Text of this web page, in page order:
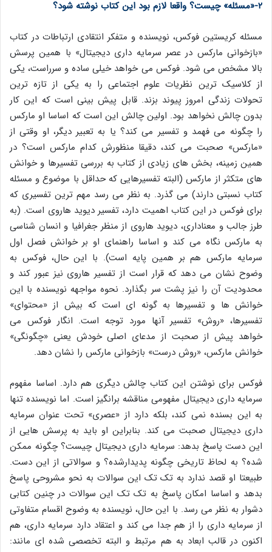
۲-«مسئله» چیست؟ واقعا لازم بود این کتاب نوشته شود؟
مسئله کریستین فوکس، نویسنده و متفکر انتقادی ارتباطات در کتاب
«بازخوانی مارکس در عصر سرمایه داری دیجیتال» با همین پرسش
بالا مشخص می شود. فوکس می خواهد خیلی ساده و سرراست، یکی
از کلاسیک ترین نظریات علوم اجتماعی را به یکی از تازه ترین
تحولات زندگی امروز پیوند بزند. قابل پیش بینی است که این کار
بدون چالش نخواهد بود. اولین چالش این است که اساسا او مارکس
را چگونه می فهمد و تفسیر می کند؟ یا به تعبیر دیگر، او وقتی از
«مارکس» صحبت می کند، دقیقا منظورش کدام مارکس است؟ در
همین زمینه، بخش های زیادی از کتاب به بررسی تفسیرها و خوانش
های متکثر از مارکس (البته تفسیرهایی که حداقل با موضوع و مسئله
کتاب نسبتی دارند) می گذرد. به نظر می رسد مهم ترین تفسیری که
برای فوکس در این کتاب اهمیت دارد، تفسیر دیوید هاروی است. (به
طرز جالب و معناداری، دیوید هاروی از منظر جغرافیا و انسان شناسی
به مارکس نگاه می کند و اساسا راهنمای او بر خوانش فصل اول
سرمایه مارکس هم بر همین پایه است). با این حال، فوکس به
وضوح نشان می دهد که قرار است از تفسیر هاروی نیز عبور کند و
محدودیت آن را نیز پشت سر بگذارد. نحوه مواجهه نویسنده با این
خوانش ها و تفسیرها به گونه ای است که بیش از «محتوای»
تفسیرها، «روش» تفسیر آنها مورد توجه است. انگار فوکس می
خواهد پیش از صحبت از مدعای اصلی خودش یعنی «چگونگی»
خوانش مارکس، «روش درست» بازخوانی مارکس را نشان دهد.
فوکس برای نوشتن این کتاب چالش دیگری هم دارد. اساسا مفهوم
سرمایه داری دیجیتال مفهومی مناقشه برانگیز است. اما نویسنده تنها
به این بسنده نمی کند، بلکه دارد از «عصری» تحت عنوان سرمایه
داری دیجیتال صحبت می کند. بنابراین او باید به پرسش هایی از
این دست پاسخ بدهد: سرمایه داری دیجیتال چیست؟ چگونه ممکن
شده؟ به لحاظ تاریخی چگونه پدیدارشده؟ و سوالاتی از این دست.
طبیعتا او قصد ندارد به تک تک این سوالات به نحو مشروحی پاسخ
بدهد و اساسا امکان پاسخ به تک تک این سوالات در چنین کتابی
دشوار به نظر می رسد. با این حال، نویسنده به وضوح اقسام متفاوتی
از سرمایه داری را از هم جدا می کند و اعتقاد دارد سرمایه داری، هم
اکنون در قالب ابعاد به هم مرتبط و البته تخصصی شده ای مانند: